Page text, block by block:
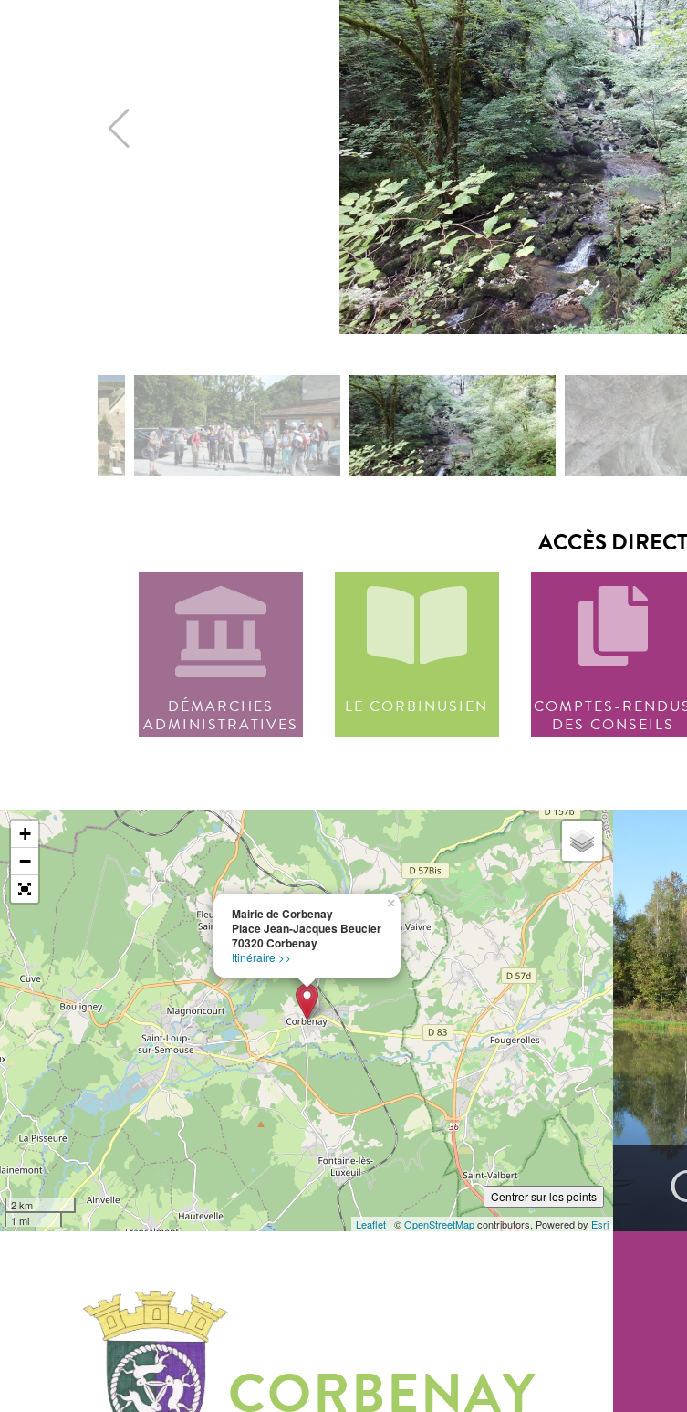
ACCÈS DIRECT
DÉMARCHES
ADMINISTRATIVES
LE CORBINUSIEN
COMPTES-
DES CONSEILS
Mairie de Corbenay
Place Jean-Jacques Beucler
70320 Corbenay
Itinéraire >>
×
+
−
2 km
1 mi
Centrer sur les points
Leaflet | ©OpenStreetMapcontributors, Powered by Esri
CORBENAY